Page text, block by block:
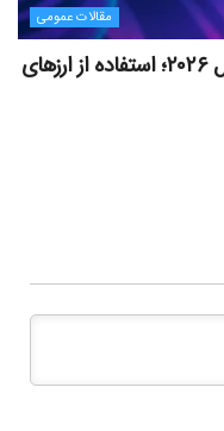
مقالات عمومی
بهترین کیف پول‌های کریپتویی در سال ۲۰۲۶؛ استفاده از ارزهای